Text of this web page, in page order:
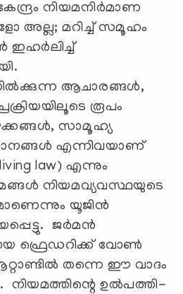
നിയമനിര്‍മാണ
അല്ല; മറിച്ച് സമൂഹം
ഇഹര്‍ലിച്ച്
ആചാരങ്ങള്‍,
രൂപം
സാമൂഹ്യ
എന്നിവയാണ്
law) എന്നും
നിയമവ്യവസ്ഥയുടെ
യൂജിന്‍
ജര്‍മന്‍
ഫ്രെഡറിക്ക് വോണ്‍
തന്നെ ഈ വാദം
നിയമത്തിന്റെ ഉല്‍പത്തി-